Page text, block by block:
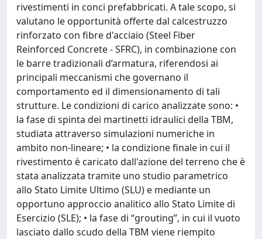
rivestimenti in conci prefabbricati. A tale scopo, si
valutano le opportunità offerte dal calcestruzzo
rinforzato con fibre d'acciaio (Steel Fiber
Reinforced Concrete - SFRC), in combinazione con
le barre tradizionali d’armatura, riferendosi ai
principali meccanismi che governano il
comportamento ed il dimensionamento di tali
strutture. Le condizioni di carico analizzate sono: •
la fase di spinta dei martinetti idraulici della TBM,
studiata attraverso simulazioni numeriche in
ambito non-lineare; • la condizione finale in cui il
rivestimento è caricato dall'azione del terreno che è
stata analizzata tramite uno studio parametrico
allo Stato Limite Ultimo (SLU) e mediante un
opportuno approccio analitico allo Stato Limite di
Esercizio (SLE); • la fase di “grouting”, in cui il vuoto
lasciato dallo scudo della TBM viene riempito